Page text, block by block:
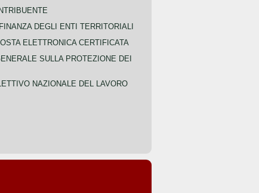
DEGLI ENTI TERRITORIALI
ELETTRONICA CERTIFICATA
SULLA PROTEZIONE DEI
NAZIONALE DEL LAVORO